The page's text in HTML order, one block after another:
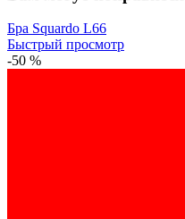
Бра Squardo L66
Быстрый просмотр
-50 %